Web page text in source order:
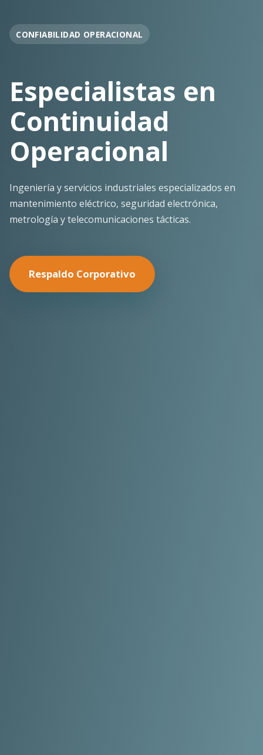
OPERACIÓN EN FAENA
Soporte
Operacional
Continuo
Despliegue ágil en terreno con los más altos
estándares de seguridad y calidad técnica para la
minería pesada.
Nuestras Soluciones